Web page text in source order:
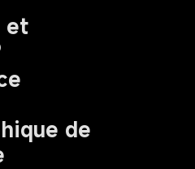
et
de